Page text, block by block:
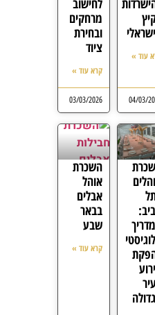
עוד »
04/03/
מרחקים
ובחירת
ציוד
קרא עוד »
03/03/2026
השכרת
אוהל
אבלים
בבאר
שבע
קרא עוד »